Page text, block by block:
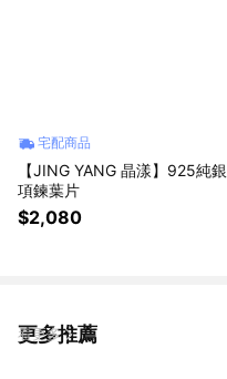
宅配商品
【JING YANG 晶漾】925純銀
項鍊葉片
$2,080
更多推薦
看更多